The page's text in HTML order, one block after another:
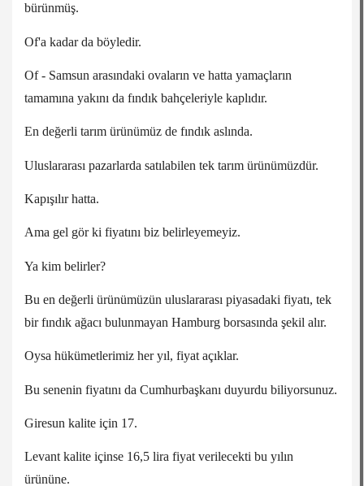
bürünmüş.
Of'a kadar da böyledir.
Of - Samsun arasındaki ovaların ve hatta yamaçların
tamamına yakını da fındık bahçeleriyle kaplıdır.
En değerli tarım ürünümüz de fındık aslında.
Uluslararası pazarlarda satılabilen tek tarım ürünümüzdür.
Kapışılır hatta.
Ama gel gör ki fiyatını biz belirleyemeyiz.
Ya kim belirler?
Bu en değerli ürünümüzün uluslararası piyasadaki fiyatı, tek
bir fındık ağacı bulunmayan Hamburg borsasında şekil alır.
Oysa hükümetlerimiz her yıl, fiyat açıklar.
Bu senenin fiyatını da Cumhurbaşkanı duyurdu biliyorsunuz.
Giresun kalite için 17.
Levant kalite içinse 16,5 lira fiyat verilecekti bu yılın
ürününe.